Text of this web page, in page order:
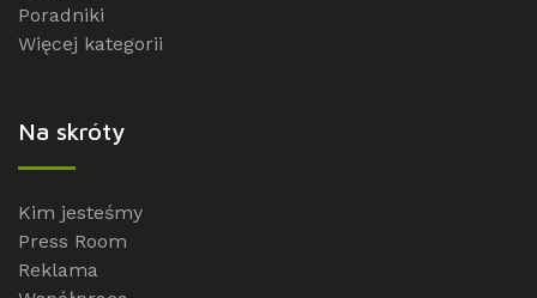
Poradniki
Więcej kategorii
Na skróty
Kim jesteśmy
Press Room
Reklama